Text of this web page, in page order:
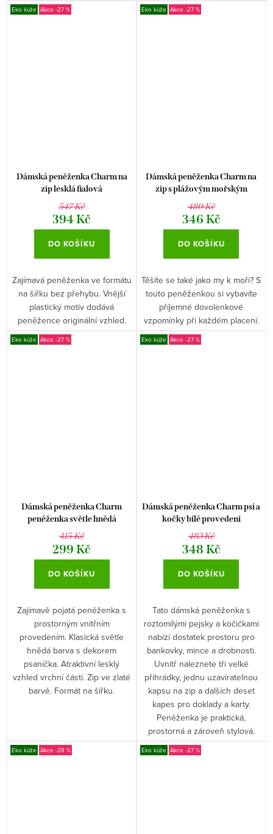
Eko kůže -27 %
Dámská peněženka Charm na
zip lesklá fialová
547 Kč
394 Kč
DO KOŠÍKU
Zajímavá peněženka ve formátu
na šířku bez přehybu. Vnější
plastický motiv dodává
peněžence originální vzhled.
Eko kůže -27 %
Dámská peněženka Charm na
zip s plážovým mořským
motivem
480 Kč
346 Kč
DO KOŠÍKU
Těšíte se také jako my k moři? S
touto peněženkou si vybavíte
příjemné dovolenkové
vzpomínky při každém placení.
Eko kůže -27 %
Dámská peněženka Charm
peněženka světle hnědá
415 Kč
299 Kč
DO KOŠÍKU
Zajímavě pojatá peněženka s
prostorným vnitřním
provedením. Klasická světle
hnědá barva s dekorem
psaníčka. Atraktivní lesklý
vzhled vrchní části. Zip ve zlaté
barvě. Formát na šířku.
Eko kůže -27 %
Dámská peněženka Charm psi a
kočky bílé provedení
483 Kč
348 Kč
DO KOŠÍKU
Tato dámská peněženka s
roztomilými pejsky a kočičkami
nabízí dostatek prostoru pro
bankovky, mince a drobnosti.
Uvnitř naleznete tři velké
přihrádky, jednu uzavíratelnou
kapsu na zip a dalších deset
kapes pro doklady a karty.
Peněženka je praktická,
prostorná a zároveň stylová.
Eko kůže -28 % Eko kůže -27 %